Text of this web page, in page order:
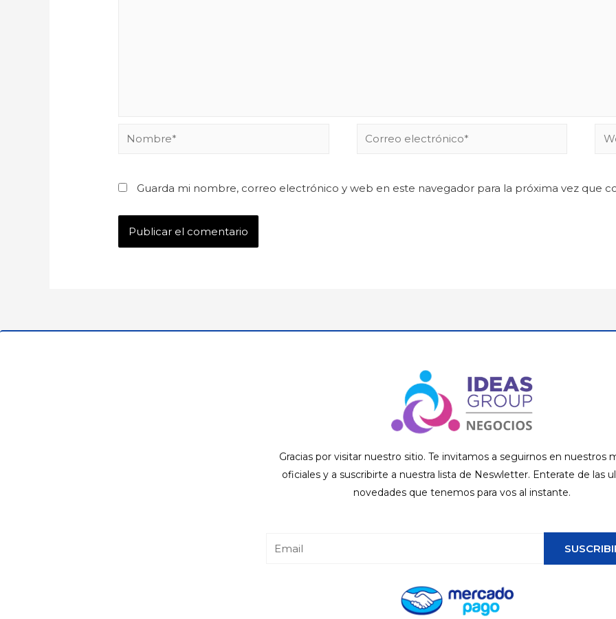
Guarda mi nombre, correo electrónico y web en este navegador para la próxima vez que
Gracias por visitar nuestro sitio. Te invitamos a seguirnos en nuestros
oficiales y a suscribirte a nuestra lista de Neswletter. Enterate de las
novedades que tenemos para vos al instante.